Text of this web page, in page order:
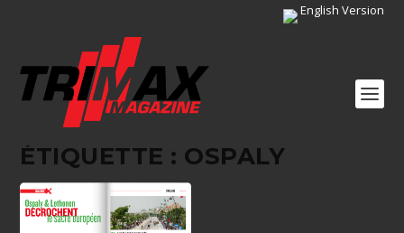
English Version
ÉTIQUETTE : OSPALY